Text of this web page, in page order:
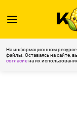
На информационном
файлы. Оставаясь на сайте,
согласиена их